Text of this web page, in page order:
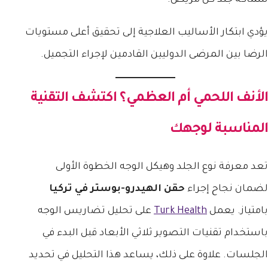
يؤدي ابتكار الأساليب العلاجية إلى تحقيق أعلى مستويات
الرضا بين المرضى الدوليين القادمين لإجراء التجميل.
الأنف اللحمي أم العظمي؟ اكتشف التقنية
المناسبة لوجهك
تعد معرفة نوع الجلد وهيكل الوجه الخطوة الأولى
لضمان نجاح إجراء حقن الهيدرو-بوستر في تركيا
بامتياز. يعمل Turk Health على تحليل تضاريس الوجه
باستخدام تقنيات التصوير ثلاثي الأبعاد قبل البدء في
الجلسات. علاوة على ذلك، يساعد هذا التحليل في تحديد